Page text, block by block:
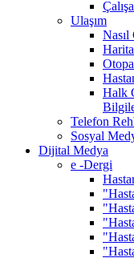
Ulaşım
Harita
Halk
Telefon
Sosyal
Dijital Medya
e -Dergi